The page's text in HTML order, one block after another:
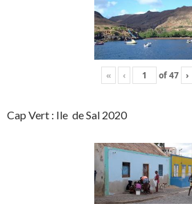
« ‹ of47 ›
Cap Vert : Ile de Sal 2020